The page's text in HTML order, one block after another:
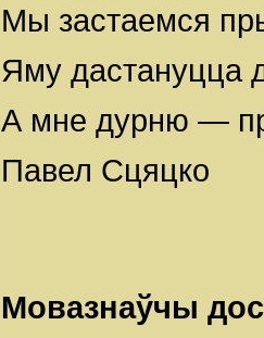
Мы застаемся
Яму дастануцца
А мне дурню —
Павел Сцяцко
Мовазнаўчы